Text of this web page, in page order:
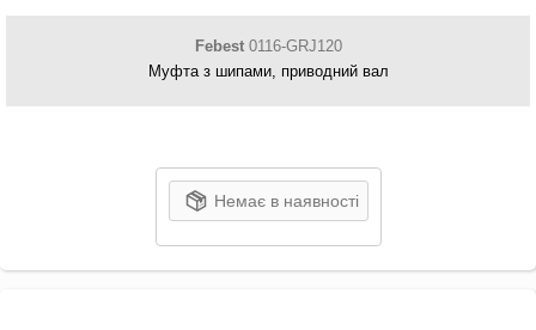
Febest0116-GRJ120
Муфта з шипами, приводний вал
Немає в наявності